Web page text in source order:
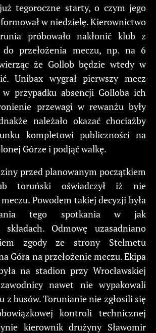
tegoroczne starty, o czym jego
w niedzielę. Kierownictwo
próbowało nakłonić klub z
przełożenia meczu, np. na 6
że Gollob będzie wtedy w
Unibax wygrał pierwszy mecz
przypadku absencji Golloba ich
przewagi w rewanżu były
należało okazać chociażby
kompletowi publiczności na
Górze i podjąć walkę.
przed planowanym początkiem
toruński oświadczył iż nie
Powodem takiej decyzji była
tego spotkania w jak
składach. Odmowę uzasadniano
zgody ze strony Stelmetu
Góra na przełożenie meczu. Ekipa
na stadion przy Wrocławskiej
nawet nie wypakowali
z busów. Torunianie nie zgłosili się
kontroli technicznej
kierownik drużyny Sławomir